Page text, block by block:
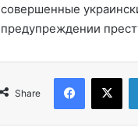
совершенные
предупреждении
Share